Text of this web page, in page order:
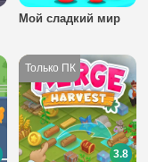
Мой сладкий мир
3.8